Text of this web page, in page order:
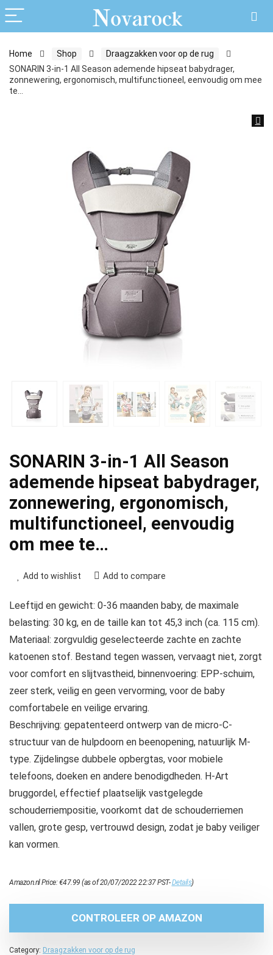
Home Shop
Draagzakken voor op de rug
SONARIN 3-in-1 All Season ademende hipseat babydrager,
zonnewering, ergonomisch, multifunctioneel, eenvoudig om mee
te…
SONARIN 3-in-1 All Season
ademende hipseat babydrager,
zonnewering, ergonomisch,
multifunctioneel, eenvoudig
om mee te…
Add to wishlist Add to compare
Leeftijd en gewicht: 0-36 maanden baby, de maximale
belasting: 30 kg, en de taille kan tot 45,3 inch (ca. 115 cm).
Materiaal: zorgvuldig geselecteerde zachte en zachte
katoenen stof. Bestand tegen wassen, vervaagt niet, zorgt
voor comfort en slijtvastheid, binnenvoering: EPP-schuim,
zeer sterk, veilig en geen vervorming, voor de baby
comfortabele en veilige ervaring.
Beschrijving: gepatenteerd ontwerp van de micro-C-
structuur van de hulpdoorn en beenopening, natuurlijk M-
type. Zijdelingse dubbele opbergtas, voor mobiele
telefoons, doeken en andere benodigdheden. H-Art
bruggordel, effectief plaatselijk vastgelegde
schouderriempositie, voorkomt dat de schouderriemen
vallen, grote gesp, vertrouwd design, zodat je baby veiliger
kan vormen.
Amazon.nl Price:€47.99 (as of 20/07/2022 22:37 PST-Details)
CONTROLEER OP AMAZON
Category: Draagzakken voor op de rug